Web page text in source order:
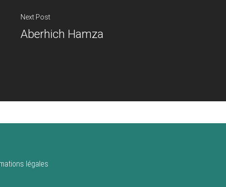
Next Post
Aberhich Hamza
légales